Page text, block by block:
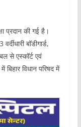
प्रदान की गई है।
बॉडीगार्ड,
से एस्कॉर्ट एवं
बिहार विधान परिषद में